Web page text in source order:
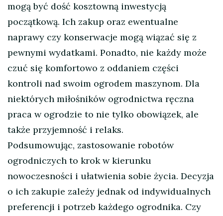
mogą być dość kosztowną inwestycją
początkową. Ich zakup oraz ewentualne
naprawy czy konserwacje mogą wiązać się z
pewnymi wydatkami. Ponadto, nie każdy może
czuć się komfortowo z oddaniem części
kontroli nad swoim ogrodem maszynom. Dla
niektórych miłośników ogrodnictwa ręczna
praca w ogrodzie to nie tylko obowiązek, ale
także przyjemność i relaks.
Podsumowując, zastosowanie robotów
ogrodniczych to krok w kierunku
nowoczesności i ułatwienia sobie życia. Decyzja
o ich zakupie zależy jednak od indywidualnych
preferencji i potrzeb każdego ogrodnika. Czy